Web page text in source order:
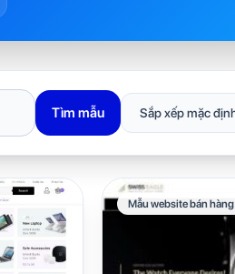
Tìm mẫu
Mẫu website bán hàng